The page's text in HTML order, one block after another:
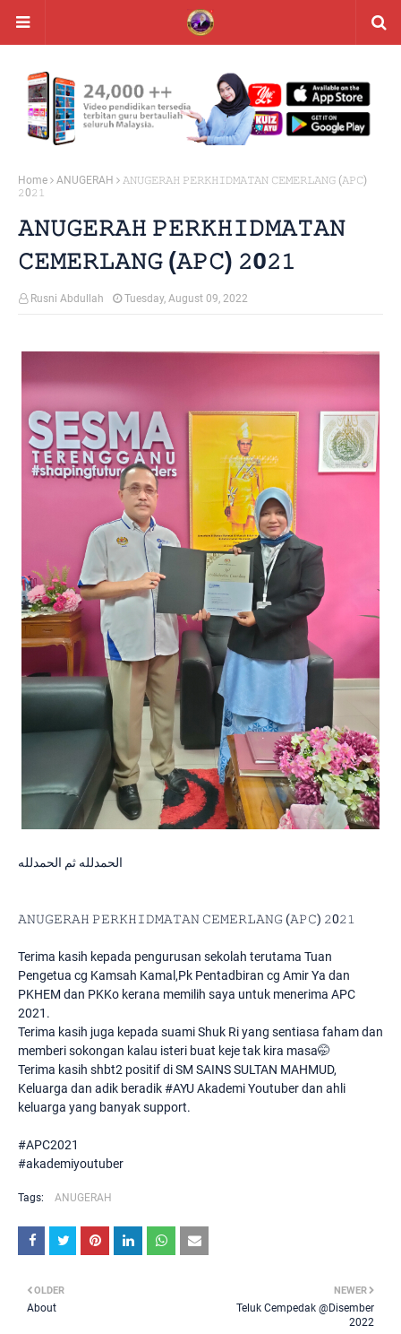
Home ANUGERAH
𝙰𝙽𝚄𝙶𝙴𝚁𝙰𝙷 𝙿𝙴𝚁𝙺𝙷𝙸𝙳𝙼𝙰𝚃𝙰𝙽 𝙲𝙴𝙼𝙴𝚁𝙻𝙰𝙽𝙶 (𝙰𝙿𝙲)
𝟸0𝟸𝟷
𝙰𝙽𝚄𝙶𝙴𝚁𝙰𝙷 𝙿𝙴𝚁𝙺𝙷𝙸𝙳𝙼𝙰𝚃𝙰𝙽
𝙲𝙴𝙼𝙴𝚁𝙻𝙰𝙽𝙶 (𝙰𝙿𝙲) 𝟸0𝟸𝟷
Rusni Abdullah Tuesday, August 09, 2022
الحمدلله ثم الحمدلله
𝙰𝙽𝚄𝙶𝙴𝚁𝙰𝙷 𝙿𝙴𝚁𝙺𝙷𝙸𝙳𝙼𝙰𝚃𝙰𝙽 𝙲𝙴𝙼𝙴𝚁𝙻𝙰𝙽𝙶 (𝙰𝙿𝙲) 𝟸0𝟸𝟷
Terima kasih kepada pengurusan sekolah terutama Tuan
Pengetua cg Kamsah Kamal,Pk Pentadbiran cg Amir Ya dan
PKHEM dan PKKo kerana memilih saya untuk menerima APC
2021.
Terima kasih juga kepada suami Shuk Ri yang sentiasa faham dan
memberi sokongan kalau isteri buat keje tak kira masa🤭
Terima kasih shbt2 positif di SM SAINS SULTAN MAHMUD,
Keluarga dan adik beradik #AYU Akademi Youtuber dan ahli
keluarga yang banyak support.
#APC2021
#akademiyoutuber
Tags: ANUGERAH
NEWER
Teluk Cempedak @Disember
2022
OLDER
About